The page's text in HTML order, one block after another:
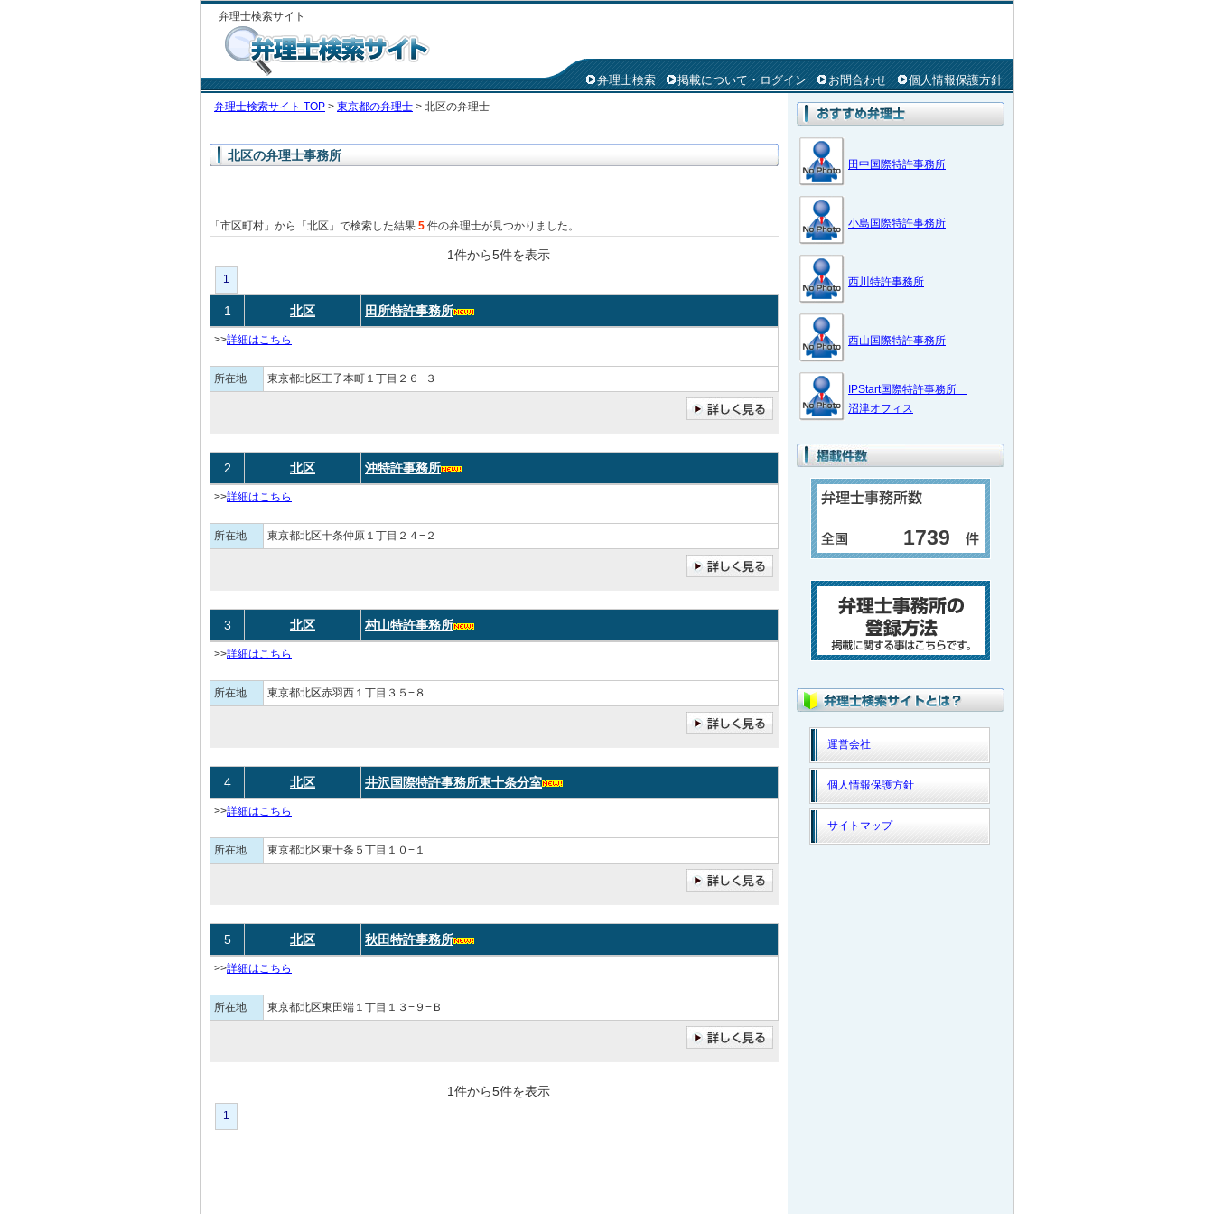
弁理士検索サイト
弁理士検索 掲載について・ログイン お問合わせ 個人情報保護方針
弁理士検索サイト TOP > 東京都の弁理士 > 北区の弁理士
北区の弁理士事務所
「市区町村」から「北区」で検索した結果 5 件の弁理士が見つかりました。
1件から5件を表示
1
1 北区 田所特許事務所
>>詳細はこちら
所在地 東京都北区王子本町１丁目２６−３
2 北区 沖特許事務所
>>詳細はこちら
所在地 東京都北区十条仲原１丁目２４−２
3 北区 村山特許事務所
>>詳細はこちら
所在地 東京都北区赤羽西１丁目３５−８
4 北区 井沢国際特許事務所東十条分室
>>詳細はこちら
所在地 東京都北区東十条５丁目１０−１
5 北区 秋田特許事務所
>>詳細はこちら
所在地 東京都北区東田端１丁目１３−９−Ｂ
1件から5件を表示
1
田中国際特許事務所
小島国際特許事務所
西川特許事務所
西山国際特許事務所
IPStart国際特許事務所
沼津オフィス
1739
運営会社
個人情報保護方針
サイトマップ